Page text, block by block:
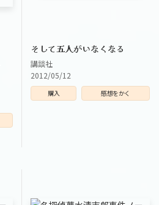
そして五人がいなくなる
講談社
2012/05/12
購入 感想をかく